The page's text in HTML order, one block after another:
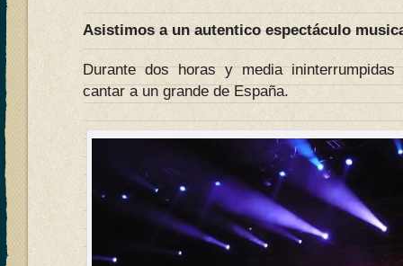
Asistimos a un autentico espectáculo
Durante dos horas y media
cantar a un grande de España.